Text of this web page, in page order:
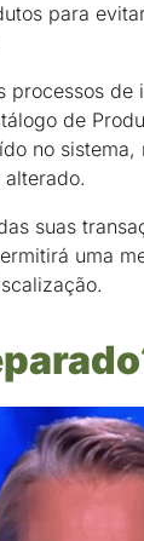
para
processos de
de
no sistema,
suas
uma